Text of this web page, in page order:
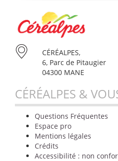
CÉRÉALPES,
6, Parc de Pitaugier
04300 MANE
CÉRÉALPES &
Questions Fréquentes
Espace pro
Mentions légales
Crédits
Accessibilité : non